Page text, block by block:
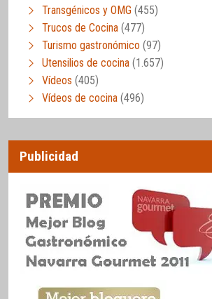
Transgénicos y OMG (455)
Trucos de Cocina (477)
Turismo gastronómico (97)
Utensilios de cocina (1.657)
Vídeos (405)
Vídeos de cocina (496)
Publicidad